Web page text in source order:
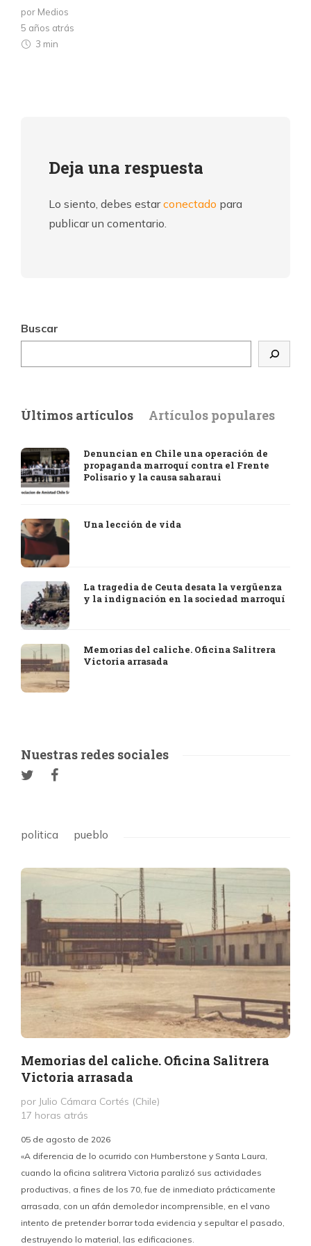
por Medios
5 años atrás
3 min
Deja una respuesta
Lo siento, debes estarconectado para
publicar un comentario.
Buscar
Últimos artículos Artículos populares
Denuncian en Chile una operación de
propaganda marroquí contra el Frente
Polisario y la causa saharaui
Una lección de vida
La tragedia de Ceuta desata la vergüenza
y la indignación en la sociedad marroquí
Memorias del caliche. Oficina Salitrera
Victoria arrasada
Nuestras redes sociales
politica pueblo
Memorias del caliche. Oficina Salitrera
Victoria arrasada
por Julio Cámara Cortés (Chile)
17 horas atrás
05 de agosto de 2026
«A diferencia de lo ocurrido con Humberstone y Santa Laura,
cuando la oficina salitrera Victoria paralizó sus actividades
productivas, a fines de los 70, fue de inmediato prácticamente
arrasada, con un afán demoledor incomprensible, en el vano
intento de pretender borrar toda evidencia y sepultar el pasado,
destruyendo lo material, las edificaciones.